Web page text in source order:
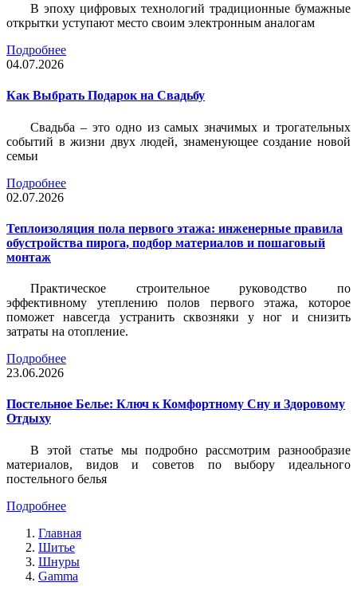
В эпоху цифровых технологий традиционные бумажные
открытки уступают место своим электронным аналогам
Подробнее
04.07.2026
Как Выбрать Подарок на Свадьбу
Свадьба – это одно из самых значимых и трогательных
событий в жизни двух людей, знаменующее создание новой
семьи
Подробнее
02.07.2026
Теплоизоляция пола первого этажа: инженерные правила
обустройства пирога, подбор материалов и пошаговый
монтаж
Практическое строительное руководство по
эффективному утеплению полов первого этажа, которое
поможет навсегда устранить сквозняки у ног и снизить
затраты на отопление.
Подробнее
23.06.2026
Постельное Белье: Ключ к Комфортному Сну и Здоровому
Отдыху
В этой статье мы подробно рассмотрим разнообразие
материалов, видов и советов по выбору идеального
постельного белья
Подробнее
Главная
Шитье
Шнуры
Gamma